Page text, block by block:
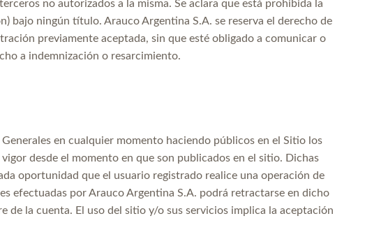
no autorizados a la misma. Se aclara que está prohibida la
bajo ningún título. Arauco Argentina S.A. se reserva el derecho de
previamente aceptada, sin que esté obligado a comunicar o
a indemnización o resarcimiento.
en cualquier momento haciendo públicos en el Sitio los
desde el momento en que son publicados en el sitio. Dichas
oportunidad que el usuario registrado realice una operación de
efectuadas por Arauco Argentina S.A. podrá retractarse en dicho
la cuenta. El uso del sitio y/o sus servicios implica la aceptación